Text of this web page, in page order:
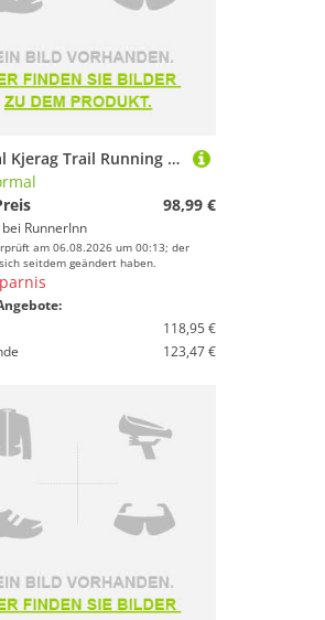
Nnormal Kjerag Trail Running Shoes Schwarz EU 40 Mann
98,99 €
RunnerInn
am 06.08.2026 um 00:13; der
seitdem geändert haben.
118,95 €
123,47 €